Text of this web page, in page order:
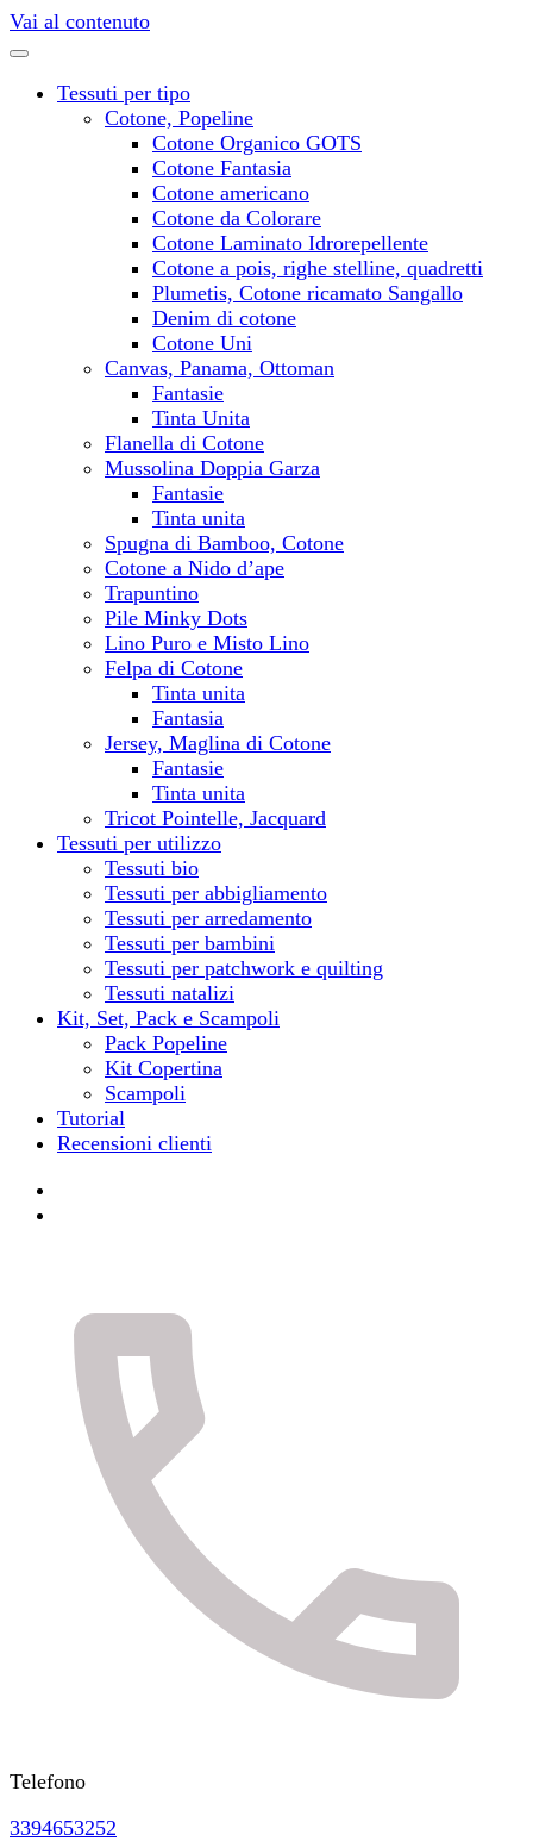
Vai al contenuto
Tessuti per tipo
Cotone, Popeline
Cotone Organico GOTS
Cotone Fantasia
Cotone americano
Cotone da Colorare
Cotone Laminato Idrorepellente
Cotone a pois, righe stelline, quadretti
Plumetis, Cotone ricamato Sangallo
Denim di cotone
Cotone Uni
Canvas, Panama, Ottoman
Fantasie
Tinta Unita
Flanella di Cotone
Mussolina Doppia Garza
Fantasie
Tinta unita
Spugna di Bamboo, Cotone
Cotone a Nido d’ape
Trapuntino
Pile Minky Dots
Lino Puro e Misto Lino
Felpa di Cotone
Tinta unita
Fantasia
Jersey, Maglina di Cotone
Fantasie
Tinta unita
Tricot Pointelle, Jacquard
Tessuti per utilizzo
Tessuti bio
Tessuti per abbigliamento
Tessuti per arredamento
Tessuti per bambini
Tessuti per patchwork e quilting
Tessuti natalizi
Kit, Set, Pack e Scampoli
Pack Popeline
Kit Copertina
Scampoli
Tutorial
Recensioni clienti
Telefono
3394653252